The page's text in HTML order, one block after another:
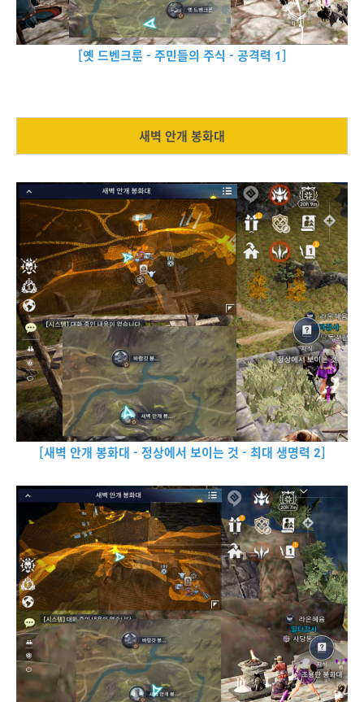
[옛 드벤크룬 - 주민들의 주식 - 공격력 1]
새벽 안개 봉화대
[새벽 안개 봉화대 - 정상에서 보이는 것 - 최대 생명력 2]